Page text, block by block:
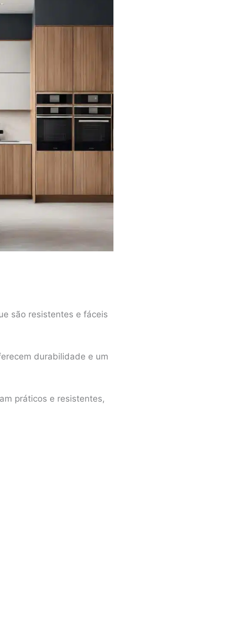
são resistentes e fáceis
durabilidade e um
práticos e resistentes,